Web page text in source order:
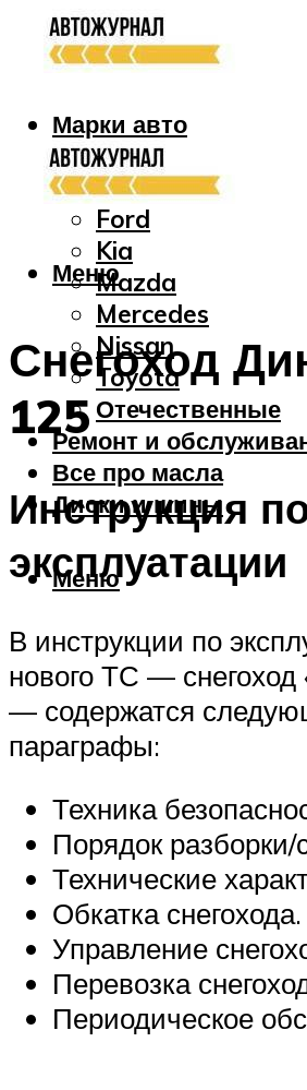
Марки авто
Audi
Bmw
Ford
Kia
Mazda
Mercedes
Nissan
Toyota
Отечественные
Ремонт и
Все про масла
Диски и шины
Меню
Меню
Снегоход
125
Инструкция
эксплуатации
В инструкции по
нового ТС — снегоход
— содержатся
параграфы:
Техника
Порядок разборки/
Технические
Обкатка снегохода.
Управление
Перевозка
Периодическое